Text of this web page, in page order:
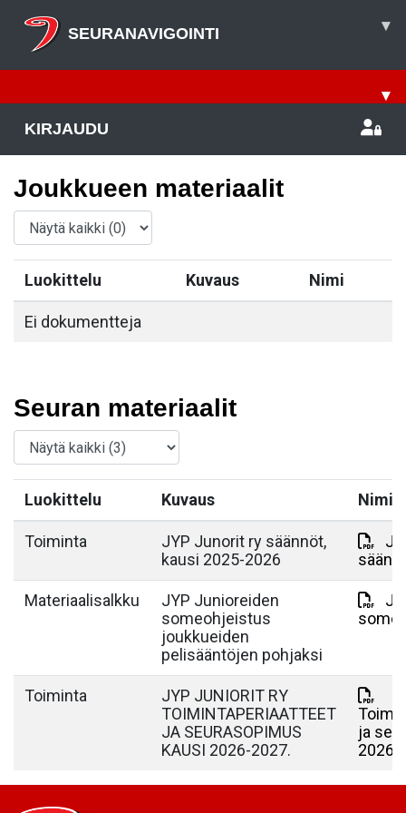
SEURANAVIGOINTI ▾
▾
KIRJAUDU
Joukkueen materiaalit
Luokittelu Kuvaus Nimi
Ei dokumentteja
Seuran materiaalit
Luokittelu Kuvaus Nimi
Toiminta
JYP Junorit ry säännöt,
kausi 2025-2026
Materiaalisalkku
JYP Junioreiden
someohjeistus
joukkueiden
pelisääntöjen pohjaksi
Toiminta
JYP JUNIORIT RY
TOIMINTAPERIAATTEET
JA SEURASOPIMUS
KAUSI 2026-2027.
ja
2026-